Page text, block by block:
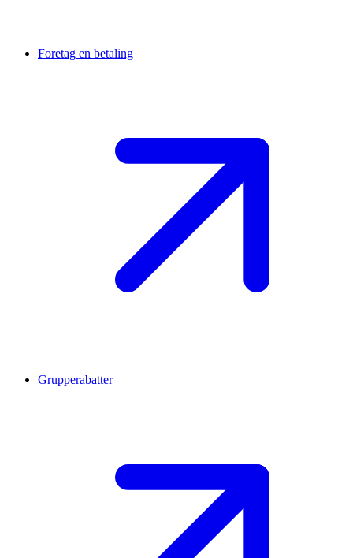
Foretag en betaling
Grupperabatter